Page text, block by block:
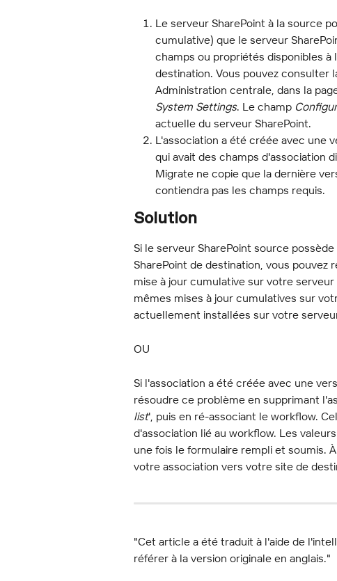
Le serveur SharePoint à la source
cumulative) que le serveur
champs ou propriétés disponibles
destination. Vous pouvez consulter
Administration centrale, dans la
System Settings. Le champ
actuelle du serveur SharePoint.
L'association a été créée avec une
qui avait des champs d'association
Migrate ne copie que la dernière
contiendra pas les champs requis.
Solution
Si le serveur SharePoint source
SharePoint de destination, vous
mise à jour cumulative sur votre
mêmes mises à jour cumulatives sur
actuellement installées sur votre
OU
Si l'association a été créée avec une
résoudre ce problème en supprimant
list', puis en ré-associant le workflow.
d'association lié au workflow. Les
une fois le formulaire rempli et soumis.
votre association vers votre site de
"Cet article a été traduit à l'aide de
référer à la version originale en anglais."